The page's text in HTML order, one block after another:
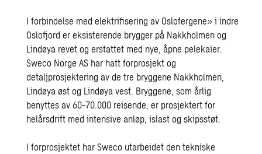
I forbindelse med elektrifisering av Oslofergene» i indre
Oslofjord er eksisterende brygger på Nakkholmen og
Lindøya revet og erstattet med nye, åpne pelekaier.
Sweco Norge AS har hatt forprosjekt og
detaljprosjektering av de tre bryggene Nakkholmen,
Lindøya øst og Lindøya vest. Bryggene, som årlig
benyttes av 60-70.000 reisende, er prosjektert for
helårsdrift med intensive anløp, islast og skipsstøt.
I forprosjektet har Sweco utarbeidet den tekniske